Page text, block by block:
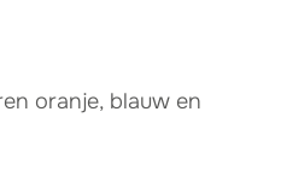
oranje, blauw en